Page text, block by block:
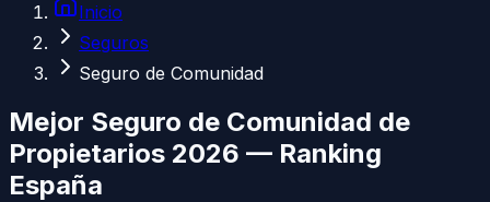
Inicio
Seguros
Seguro de Comunidad
Mejor Seguro de Comunidad de
Propietarios 2026 — Ranking
España